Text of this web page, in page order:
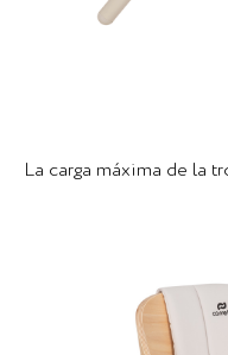
La carga máxima de la